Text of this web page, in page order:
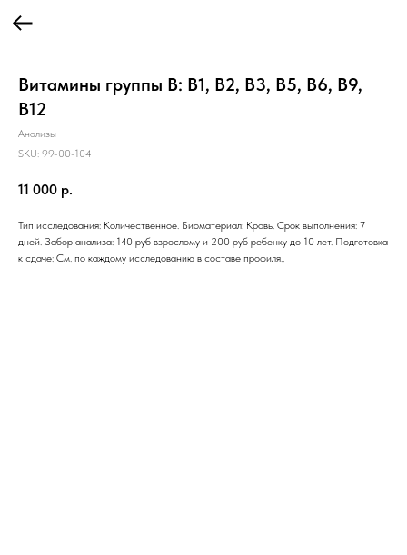
Витамины группы B: B1, B2, B3, B5, B6, B9,
B12
Анализы
SKU: 99-00-104
11 000 р.
Тип исследования: Количественное. Биоматериал: Кровь. Срок выполнения: 7
дней. Забор анализа: 140 руб взрослому и 200 руб ребенку до 10 лет. Подготовка
к сдаче: См. по каждому исследованию в составе профиля..